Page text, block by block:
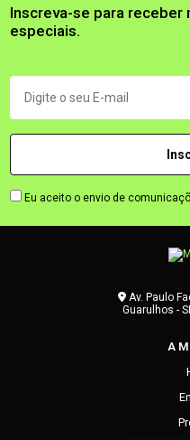
Inscreva-se para
especiais.
Eu aceito o envio de
Av. Paulo
Guarulhos -
A